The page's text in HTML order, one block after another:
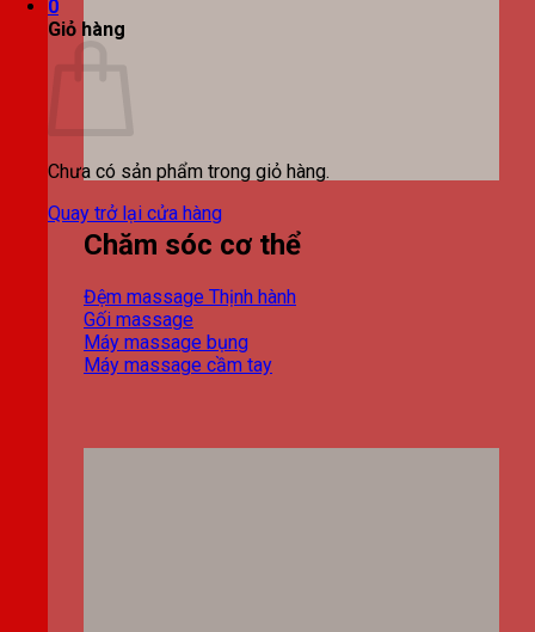
0
Giỏ hàng
Chưa có sản phẩm trong giỏ hàng.
Quay trở lại cửa hàng
Chăm sóc cơ thể
Đệm massage
Gối massage
Máy massage bụng
Máy massage cầm tay